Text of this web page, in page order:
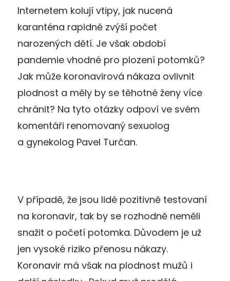
Internetem kolují vtipy, jak nucená
karanténa rapidně zvýší počet
narozených dětí. Je však období
pandemie vhodné pro plození potomků?
Jak může koronavirová nákaza ovlivnit
plodnost a měly by se těhotné ženy více
chránit? Na tyto otázky odpoví ve svém
komentáři renomovaný sexuolog
a gynekolog Pavel Turčan.
V případě, že jsou lidé pozitivně testovaní
na koronavir, tak by se rozhodně neměli
snažit o početí potomka. Důvodem je už
jen vysoké riziko přenosu nákazy.
Koronavir má však na plodnost mužů i